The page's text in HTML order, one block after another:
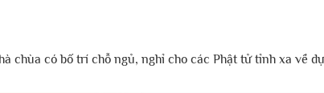
chùa có bố trí chỗ ngủ, nghỉ cho các Phật tử tỉnh xa về